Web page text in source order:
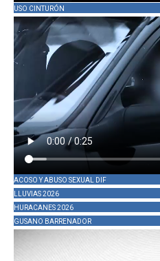
USO CINTURÓN
ACOSO Y ABUSO SEXUAL DIF
LLUVIAS 2026
HURACANES 2026
GUSANO BARRENADOR